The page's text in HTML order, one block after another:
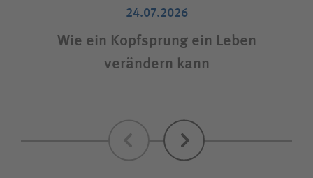
24.07.2026
Wie ein Kopfsprung ein Leben
verändern kann
Zurück Weiter